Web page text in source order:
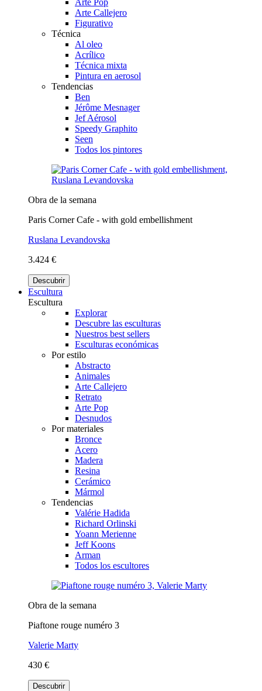
Arte Callejero
Figurativo
Técnica
Al oleo
Acrílico
Técnica mixta
Pintura en aerosol
Tendencias
Ben
Jérôme Mesnager
Jef Aérosol
Speedy Graphito
Seen
Todos los pintores
Obra de la semana
Paris Corner Cafe - with gold embellishment
Ruslana Levandovska
3.424 €
Descubrir
Escultura
Escultura
Explorar
Descubre las esculturas
Nuestros best sellers
Esculturas económicas
Por estilo
Abstracto
Animales
Arte Callejero
Retrato
Arte Pop
Desnudos
Por materiales
Bronce
Acero
Madera
Resina
Cerámico
Mármol
Tendencias
Valérie Hadida
Richard Orlinski
Yoann Merienne
Jeff Koons
Arman
Todos los escultores
Obra de la semana
Piaftone rouge numéro 3
Valerie Marty
430 €
Descubrir